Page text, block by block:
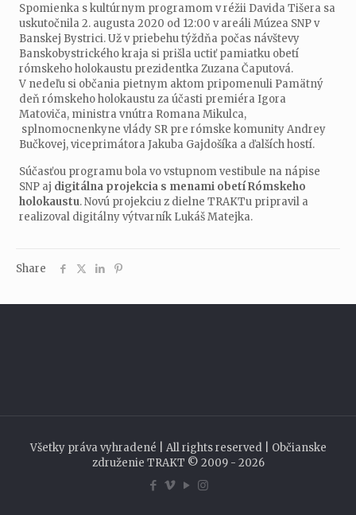
Spomienka s kultúrnym programom v réžii Davida Tišera sa
uskutočnila 2. augusta 2020 od 12:00 v areáli Múzea SNP v
Banskej Bystrici. Už v priebehu týždňa počas návštevy
Banskobystrického kraja si prišla uctiť pamiatku obetí
rómskeho holokaustu prezidentka Zuzana Čaputová.
V nedeľu si občania pietnym aktom pripomenuli Pamätný
deň rómskeho holokaustu za účasti premiéra Igora
Matoviča, ministra vnútra Romana Mikulca,
splnomocnenkyne vlády SR pre rómske komunity Andrey
Bučkovej, viceprimátora Jakuba Gajdošíka a ďalších hostí.
Súčasťou programu bola vo vstupnom vestibule na nápise
SNP aj digitálna projekcia s menami obetí Rómskeho
holokaustu. Novú projekciu z dielne TRAKTu pripravil a
realizoval digitálny výtvarník Lukáš Matejka.
Share
Všetky práva vyhradené | All rights reserved | Občianske
združenie TRAKT © 2009 - 2026